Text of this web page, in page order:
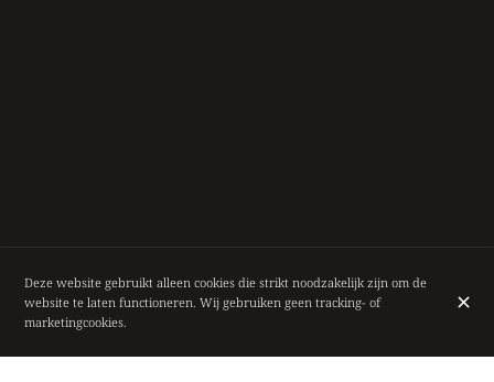
Deze website gebruikt alleen cookies die strikt noodzakelijk zijn om de
website te laten functioneren. Wij gebruiken geen tracking- of
marketingcookies.